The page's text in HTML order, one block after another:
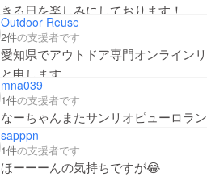
きる日を楽しみにしております！
Outdoor Reuse
2件の支援者です
愛知県でアウトドア専門オンライン
と申します。
同じ東海三県、近い時期、同年代で
一緒にアウトドア業界を盛り上げてい
mna039
1件の支援者です
なーちゃんまたサンリオピューロラ
sapppn
1件の支援者です
ほーーーんの気持ちですが😂